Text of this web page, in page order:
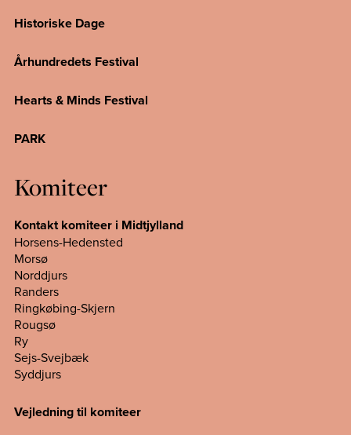
Historiske Dage
Århundredets Festival
Hearts & Minds Festival
PARK
Komiteer
Kontakt komiteer i Midtjylland
Horsens-Hedensted
Morsø
Norddjurs
Randers
Ringkøbing-Skjern
Rougsø
Ry
Sejs-Svejbæk
Syddjurs
Vejledning til komiteer